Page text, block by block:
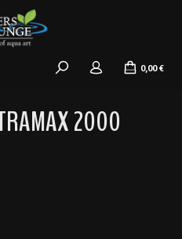
0,00 €
2000